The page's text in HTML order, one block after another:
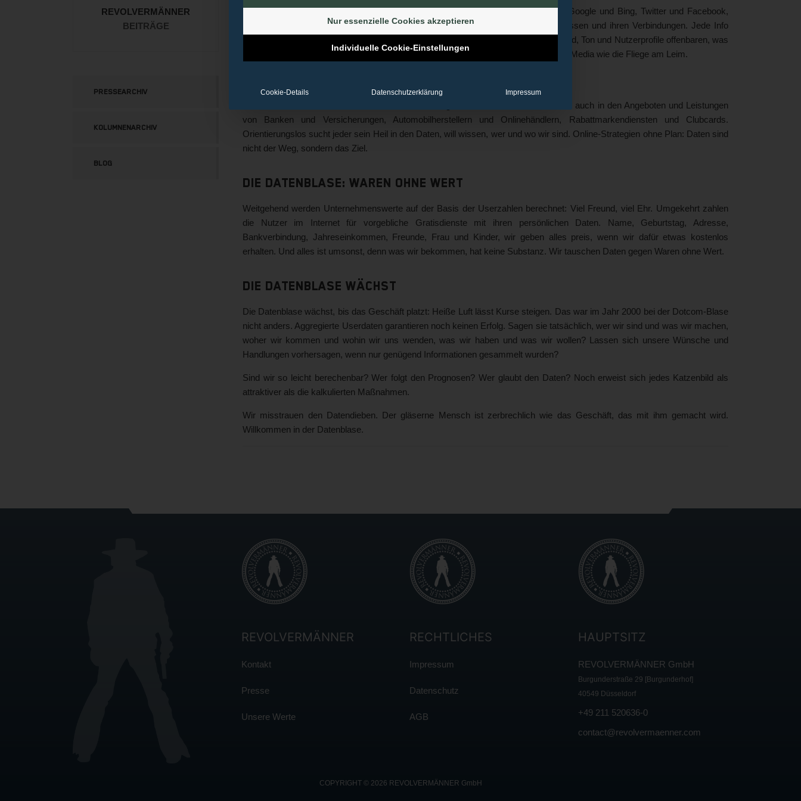
Die Datenblase: Heiße Luft und kalte Daten. Sie sind die Währung des Internets. Google und Bing, Twitter und Facebook,
Amazon und Ebay lechzen nach Usern, ihren Postings, ihren Bildern, ihren Interessen und ihren Verbindungen. Jede Info
zählt. Dafür locken sie mit Diensten wie Instagram, YouTube und Periscope. Text, Bild, Ton und Nutzerprofile offenbaren, was
die Datensammler wissen möchten. Wer sich einmal darauf einlässt, klebt an Social Media wie die Fliege am Leim.
Doch nicht nur in den narzisstischen Netzen verfangen sich unsere Daten, sondern auch in den Angeboten und Leistungen
von Banken und Versicherungen, Automobilherstellern und Onlinehändlern, Rabattmarkendiensten und Clubcards.
Orientierungslos sucht jeder sein Heil in den Daten, will wissen, wer und wo wir sind. Online-Strategien ohne Plan: Daten sind
nicht der Weg, sondern das Ziel.
Die Datenblase: Waren ohne Wert
Weitgehend werden Unternehmenswerte auf der Basis der Userzahlen berechnet: Viel Freund, viel Ehr. Umgekehrt zahlen
die Nutzer im Internet für vorgebliche Gratisdienste mit ihren persönlichen Daten. Name, Geburtstag, Adresse,
Bankverbindung, Jahreseinkommen, Freunde, Frau und Kinder, wir geben alles preis, wenn wir dafür etwas kostenlos
erhalten. Und alles ist umsonst, denn was wir bekommen, hat keine Substanz. Wir tauschen Daten gegen Waren ohne Wert.
Die Datenblase wächst
Die Datenblase wächst, bis das Geschäft platzt: Heiße Luft lässt Kurse steigen. Das war im Jahr 2000 bei der Dotcom-Blase
nicht anders. Aggregierte Userdaten garantieren noch keinen Erfolg. Sagen sie tatsächlich, wer wir sind und was wir machen,
woher wir kommen und wohin wir uns wenden, was wir haben und was wir wollen? Lassen sich unsere Wünsche und
Handlungen vorhersagen, wenn nur genügend Informationen gesammelt wurden?
Sind wir so leicht berechenbar? Wer folgt den Prognosen? Wer glaubt den Daten? Noch erweist sich jedes Katzenbild als
attraktiver als die kalkulierten Maßnahmen.
Wir misstrauen den Datendieben. Der gläserne Mensch ist zerbrechlich wie das Geschäft, das mit ihm gemacht wird.
Willkommen in der Datenblase.
REVOLVERMÄNNER
BEITRÄGE
PRESSEARCHIV
KOLUMNENARCHIV
BLOG
REVOLVERMÄNNER
Kontakt
Presse
Unsere Werte
RECHTLICHES
Impressum
Datenschutz
AGB
HAUPTSITZ
REVOLVERMÄNNER GmbH
Burgunderstraße 29 [Burgunderhof]
40549 Düsseldorf
+49 211 520636-0
contact@revolvermaenner.com
COPYRIGHT © 2026 REVOLVERMÄNNER GmbH
Nur essenzielle Cookies akzeptieren
Individuelle Cookie-Einstellungen
Cookie-Details Datenschutzerklärung Impressum